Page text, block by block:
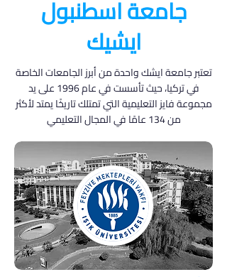
جامعة اسطنبول
ايشيك
تعتبر جامعة ايشك واحدة من أبرز الجامعات الخاصة
في تركيا، حيث تأسست في عام 1996 على يد
مجموعة فايز التعليمية التي تمتلك تاريخًا يمتد لأكثر
من 134 عامًا في المجال التعليمي